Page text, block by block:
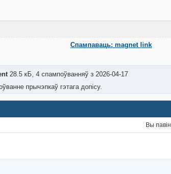
Спампаваць: magnet link
28.5 кБ, 4 спампоўванняў з 2026-04-17
прычэпкаў гэтага допісу.
Вы